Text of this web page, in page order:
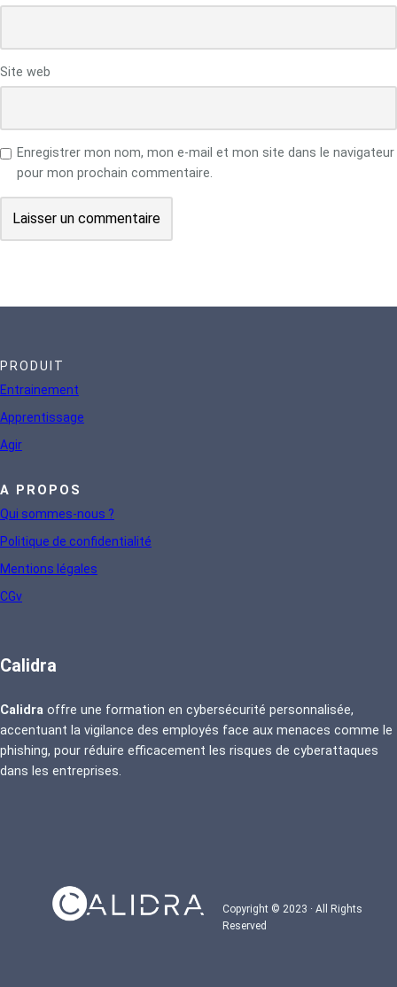
Site web
Enregistrer mon nom, mon e-mail et mon site dans le navigateur
pour mon prochain commentaire.
PRODUIT
Entrainement
Apprentissage
Agir
A PROPOS
Qui sommes-nous ?
Politique de confidentialité
Mentions légales
CGv
Calidra
Calidra offre une formation en cybersécurité personnalisée,
accentuant la vigilance des employés face aux menaces comme le
phishing, pour réduire efficacement les risques de cyberattaques
dans les entreprises.
Copyright © 2023 · All Rights
Reserved